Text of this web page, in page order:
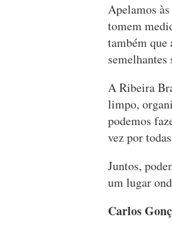
Apelamos
tomem
também que
A Ribeira
limpo,
podemos
vez por
Juntos,
um lugar
Carlos